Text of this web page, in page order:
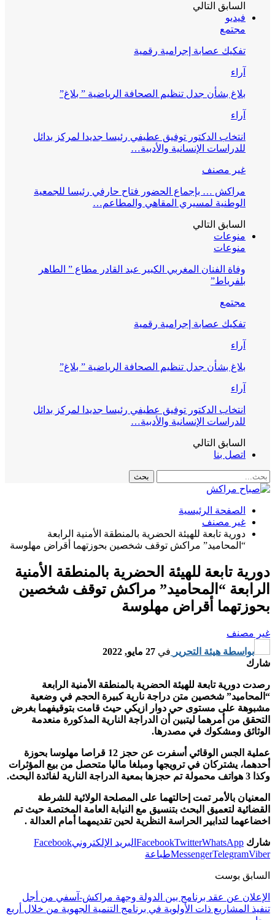
السابق التالي
فيديو
مجتمع
تفكيك عصابة إجرامية رقمية
آراء
بلاغ بشأن جدل تنظيم الصحافة الرياضية ” بلاغ”
آراء
انتخاب الدكتور توفيق عطيفي رئيسا جديدا لمركز بدائل
للدراسات الإنسانية والأدبية…
غير مصنف
مراكش … بإجماع الحضور فتاح حارفي رئيسا للجمعية
الوطنية لمسيري المقاهي والمطاعم…
السابق التالي
منوعات
منوعات
وفاة الفنان المغربي الكبير عبد القادر مطاع ” الطاهر
بلفرياط”
مجتمع
تفكيك عصابة إجرامية رقمية
آراء
بلاغ بشأن جدل تنظيم الصحافة الرياضية ” بلاغ”
آراء
انتخاب الدكتور توفيق عطيفي رئيسا جديدا لمركز بدائل
للدراسات الإنسانية والأدبية…
السابق التالي
اتصل بنا
الصفحة الرئيسية
غير مصنف
دورية تابعة للهيئة الحضرية بالمنطقة الأمنية الرابعة
“المحاميد” مراكش توقف شخصين بحوزتهما أقراض مهلوسة
دورية تابعة للهيئة الحضرية بالمنطقة الأمنية
الرابعة “المحاميد” مراكش توقف شخصين
بحوزتهما أقراض مهلوسة
غير مصنف
بواسطة هيئة التحرير في 27 مايو, 2022
شارك
رصدت دورية تابعة للهيئة الحضرية بالمنطقة الأمنية الرابعة
“المحاميد” شخصين متن دراجة نارية كبيرة الحجم في وضعية
مشبوهة على مستوى حي دوار ازيكي حيث قامت بتوقيفهما بغرض
التحقق من أمرهما ليتبين أن الدراجة النارية المذكورة منعدمة
الوثائق ومشكوك في مصدرها.
عملية الجس الوقائي أسفرت عن حجز 12 قراصا مهلوسا بحوزة
أحدهما، يشتركان في ترويجها ومبلغا ماليا متحصل من بيع المؤثرات
وكذا 3 هواتف محمولة تم حجزها بمعية الدراجة النارية لفائدة البحث.
المعنيان بالأمر تمت إحالتهما على المصلحة الولائية للشرطة
القضائية لتعميق البحث بتنسيق مع النيابة العامة المختصة حيث تم
اخضاعهما لتدابير الحراسة النظرية لحين تقديمهما أمام العدالة .
شارك FacebookTwitterWhatsApp البريد الإلكترونيFacebook
MessengerTelegramViber طباعة
السابق بوست
الإعلان عن عقد برنامج بين الدولة وجهة مراكش-آسفي من أجل
تنفيذ المشاريع ذات الأولوية في برنامج التنمية الجهوية من خلال أربع